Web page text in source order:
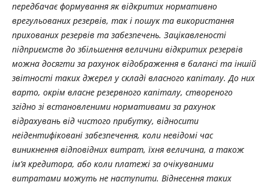
передбачає формування як відкритих нормативно
врегульованих резервів, так і пошук та використання
прихованих резервів та забезпечень. Зацікавленості
підприємств до збільшення величини відкритих резервів
можна досягти за рахунок відображення в балансі та іншій
звітності таких джерел у складі власного капіталу. До них
варто, окрім власне резервного капіталу, створеного
згідно зі встановленими нормативами за рахунок
відрахувань від чистого прибутку, відносити
неідентифіковані забезпечення, коли невідомі час
виникнення відповідних витрат, їхня величина, а також
ім’я кредитора, або коли платежі за очікуваними
витратами можуть не наступити. Віднесення таких